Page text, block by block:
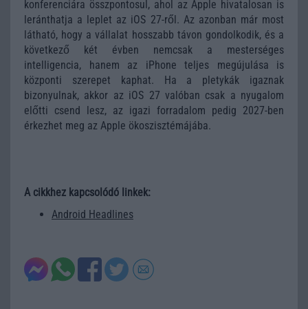
konferenciára összpontosul, ahol az Apple hivatalosan is
leránthatja a leplet az iOS 27-ről. Az azonban már most
látható, hogy a vállalat hosszabb távon gondolkodik, és a
következő két évben nemcsak a mesterséges
intelligencia, hanem az iPhone teljes megújulása is
központi szerepet kaphat. Ha a pletykák igaznak
bizonyulnak, akkor az iOS 27 valóban csak a nyugalom
előtti csend lesz, az igazi forradalom pedig 2027-ben
érkezhet meg az Apple ökoszisztémájába.
A cikkhez kapcsolódó linkek:
Android Headlines